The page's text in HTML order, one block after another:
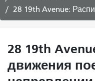
28 19th Avenue: Расписание движения
28 19th
движения